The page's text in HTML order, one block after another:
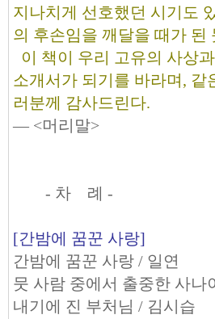
지나치게 선호했던 시기도
의 후손임을 깨달을 때가 된
이 책이 우리 고유의 사상
소개서가 되기를 바라며,
러분께 감사드린다.
― <머리말>
- 차 례 -
[간밤에 꿈꾼 사랑]
간밤에 꿈꾼 사랑 / 일연
뭇 사람 중에서 출중한 사나
내기에 진 부처님 / 김시습